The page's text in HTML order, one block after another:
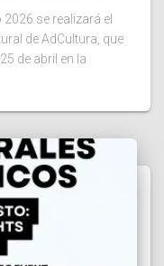
se realizará el
de AdCultura, que
de abril en la